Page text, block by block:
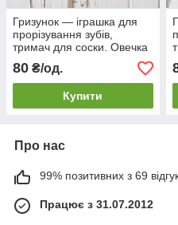
Гризунок — іграшка для
прорізування зубів,
тримач для соски. Овечка
80 ₴/од.
Купити
Про нас
99% позитивних з 69
Працює з 31.07.2012